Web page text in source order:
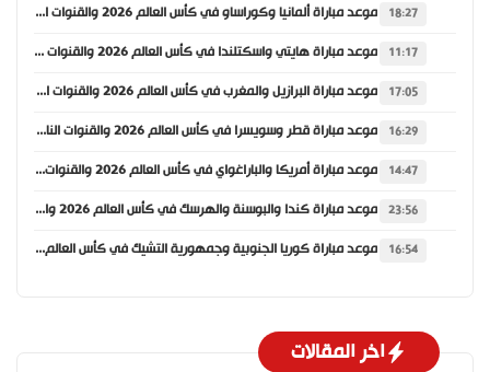
18:27 موعد مباراة ألمانيا وكوراساو في كأس العالم 2026 والقنوات الناقلة
11:17 موعد مباراة هايتي واسكتلندا في كأس العالم 2026 والقنوات الناقلة
17:05 موعد مباراة البرازيل والمغرب في كأس العالم 2026 والقنوات الناقلة
16:29 موعد مباراة قطر وسويسرا في كأس العالم 2026 والقنوات الناقلة
14:47 موعد مباراة أمريكا والباراغواي في كأس العالم 2026 والقنوات الناقلة
23:56 موعد مباراة كندا والبوسنة والهرسك في كأس العالم 2026 والقنوات الناقلة
16:54 موعد مباراة كوريا الجنوبية وجمهورية التشيك في كأس العالم 2026 والقنوات الناقلة
اخر المقالات